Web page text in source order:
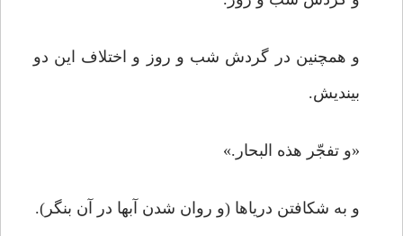
و همچنین در گردش شب و روز و اختلاف این دو
بیندیش.
«و تفجّر هذه البحار.»
و به شکافتن دریاها (و روان شدن آبها در آن بنگر).